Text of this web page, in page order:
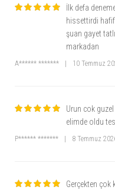
İlk defa
hissettirdi hafif
şuan gayet
markadan
A****** ******* 10 Temmuz
Urun cok
elimde oldu
P****** ******* 8 Temmuz
Gerçekten çok